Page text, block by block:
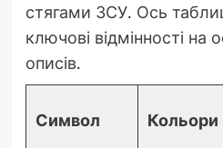
стягами ЗСУ. Ось
ключові відмінності на
описів.
Символ Кольори